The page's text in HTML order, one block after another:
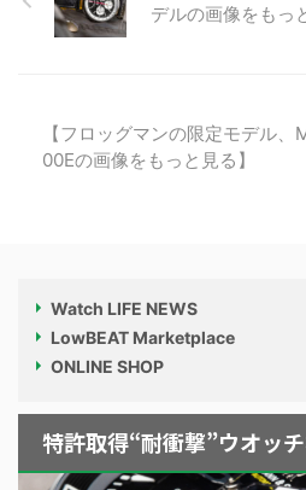
デルの画像をもっ
【フロッグマンの限定モデル、
00Eの画像をもっと見る】
Watch LIFE NEWS
LowBEAT Marketplace
ONLINE SHOP
特許取得“耐衝撃”ウオッ